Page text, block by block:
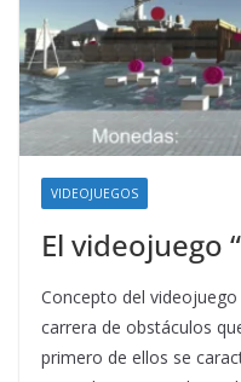
VIDEOJUEGOS
El videojuego
Concepto del
carrera de obstáculos
primero de ellos se